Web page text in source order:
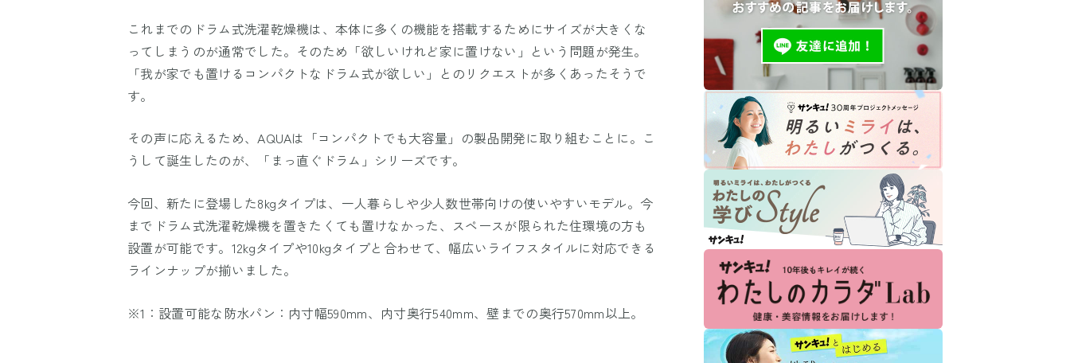
これまでのドラム式洗濯乾燥機は、本体に多くの機能を搭載するためにサイズが大きくな
ってしまうのが通常でした。そのため「欲しいけれど家に置けない」という問題が発生。
「我が家でも置けるコンパクトなドラム式が欲しい」とのリクエストが多くあったそうで
す。
その声に応えるため、AQUAは「コンパクトでも大容量」の製品開発に取り組むことに。こ
うして誕生したのが、「まっ直ぐドラム」シリーズです。
今回、新たに登場した8kgタイプは、一人暮らしや少人数世帯向けの使いやすいモデル。今
までドラム式洗濯乾燥機を置きたくても置けなかった、スペースが限られた住環境の方も
設置が可能です。12kgタイプや10kgタイプと合わせて、幅広いライフスタイルに対応できる
ラインナップが揃いました。
※1：設置可能な防水パン：内寸幅590mm、内寸奥行540mm、壁までの奥行570mm以上。